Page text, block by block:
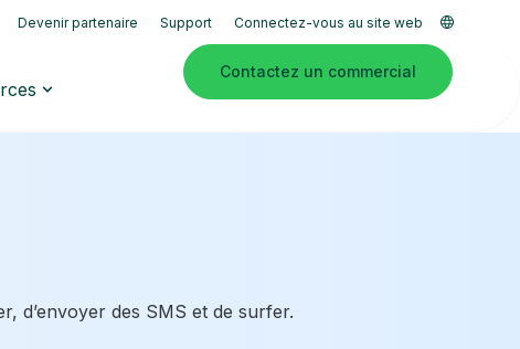
Devenir partenaire Support Connectez-vous au site web
Contactez un commercial
d’envoyer des SMS et de surfer.